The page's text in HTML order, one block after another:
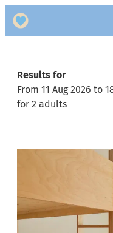
Haus
Results for
From 11 Aug 2026 to
for 2 adults